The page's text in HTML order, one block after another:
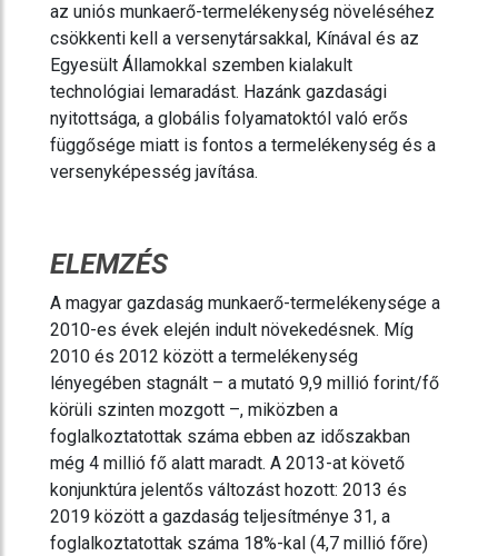
az uniós munkaerő-termelékenység növeléséhez
csökkenti kell a versenytársakkal, Kínával és az
Egyesült Államokkal szemben kialakult
technológiai lemaradást. Hazánk gazdasági
nyitottsága, a globális folyamatoktól való erős
függősége miatt is fontos a termelékenység és a
versenyképesség javítása.
ELEMZÉS
A magyar gazdaság munkaerő-termelékenysége a
2010-es évek elején indult növekedésnek. Míg
2010 és 2012 között a termelékenység
lényegében stagnált – a mutató 9,9 millió forint/fő
körüli szinten mozgott –, miközben a
foglalkoztatottak száma ebben az időszakban
még 4 millió fő alatt maradt. A 2013-at követő
konjunktúra jelentős változást hozott: 2013 és
2019 között a gazdaság teljesítménye 31, a
foglalkoztatottak száma 18%-kal (4,7 millió főre)